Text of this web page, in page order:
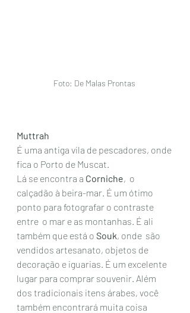
Foto: De Malas Prontas
Muttrah
É uma antiga vila de pescadores, onde
fica o Porto de Muscat.
Lá se encontra a Corniche,  o
calçadão à beira-mar. É um ótimo
ponto para fotografar o contraste
entre  o mar e as montanhas. É ali
também que está o Souk, onde  são
vendidos artesanato, objetos de
decoração e iguarias. É um excelente
lugar para comprar souvenir. Além
dos tradicionais itens árabes, você
também encontrará muita coisa